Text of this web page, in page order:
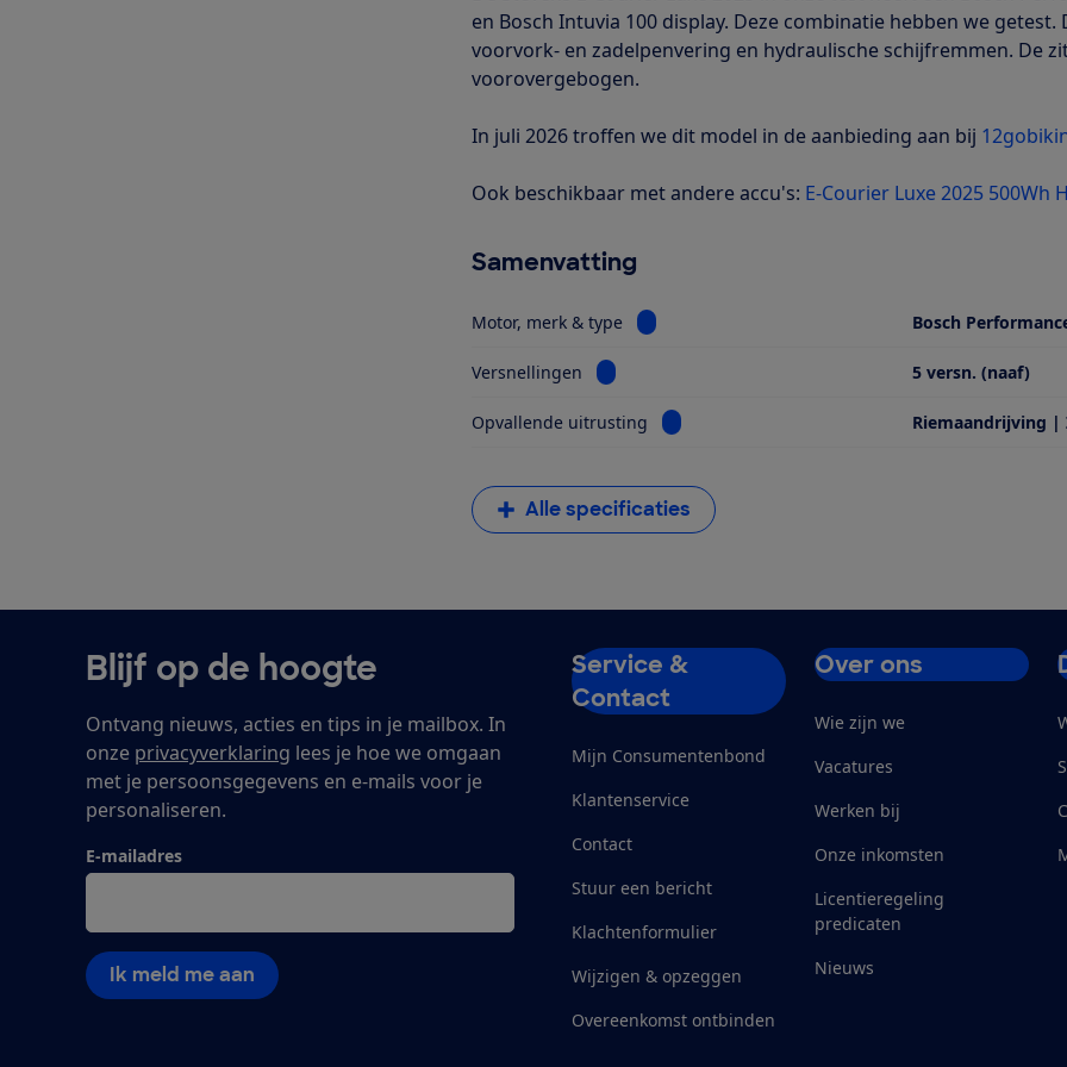
en Bosch Intuvia 100 display. Deze combinatie hebben we
voorvork- en zadelpenvering en hydraulische schijfremmen. De
voorovergebogen.
In juli 2026 troffen we dit model in de aanbieding aan bij
Ook beschikbaar met andere accu's: E-Courier Luxe 2025 500Wh
Samenvatting
Motor, merk & type Bekijk informatie voor Motor, merk & type
Bosch
Versnellingen Bekijk informatie voor Versnellingen 5 versn. (naaf)
Opvallende uitrusting Bekijk informatie voor Opvallende uitrusting
Riemaandrijving |
Alle specificaties
Blijf op de hoogte
Ontvang nieuws, acties en tips in je mailbox. In
onze privacyverklaring lees je hoe we omgaan
met je persoonsgegevens en e-mails voor je
personaliseren.
E-mailadres
Ik meld me aan
Service &
Contact
Mijn Consumentenbond
Klantenservice
Contact
Stuur een bericht
Klachtenformulier
Wijzigen & opzeggen
Overeenkomst ontbinden
Over ons
Wie zijn we
Vacatures
Werken bij
Onze inkomsten
Licentieregeling
predicaten
Nieuws